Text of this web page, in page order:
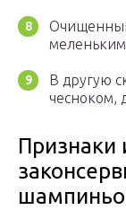
В другую
чесноком,
Признаки